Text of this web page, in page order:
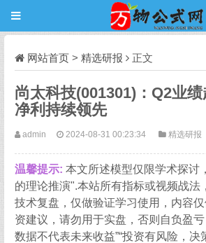
网站首页 > 精选研报 正文
尚太科技(001301)：Q2业
净利持续领先
admin 2024-08-31 00:23:34 精选研报
温馨提示: 本文所述模型仅限学术探讨
的理论推演".本站所有指标或视频战法
技术复盘，仅做验证学习使用，内容
资建议，请勿用于实盘，否则自负盈
数据不代表未来收益”“投资有风险，决